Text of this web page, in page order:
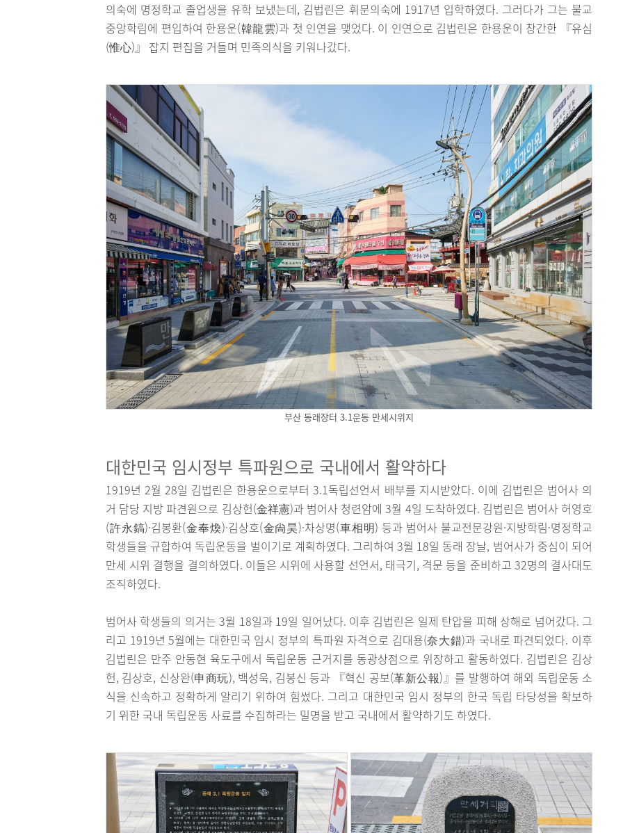
의숙에 명정학교 졸업생을 유학 보냈는데, 김법린은 휘문의숙에 1917년 입학하였다. 그러다가 그는 불교
중앙학림에 편입하여 한용운(韓龍雲)과 첫 인연을 맺었다. 이 인연으로 김법린은 한용운이 창간한 『유심
(惟心)』 잡지 편집을 거들며 민족의식을 키워나갔다.
부산 동래장터 3.1운동 만세시위지
대한민국 임시정부 특파원으로 국내에서 활약하다
1919년 2월 28일 김법린은 한용운으로부터 3.1독립선언서 배부를 지시받았다. 이에 김법린은 범어사 의
거 담당 지방 파견원으로 김상헌(金祥憲)과 범어사 청련암에 3월 4일 도착하였다. 김법린은 범어사 허영호
(許永鎬)·김봉환(金奉煥)·김상호(金尙昊)·차상명(車相明) 등과 범어사 불교전문강원·지방학림·명정학교
학생들을 규합하여 독립운동을 벌이기로 계획하였다. 그리하여 3월 18일 동래 장날, 범어사가 중심이 되어
만세 시위 결행을 결의하였다. 이들은 시위에 사용할 선언서, 태극기, 격문 등을 준비하고 32명의 결사대도
조직하였다.
범어사 학생들의 의거는 3월 18일과 19일 일어났다. 이후 김법린은 일제 탄압을 피해 상해로 넘어갔다. 그
리고 1919년 5월에는 대한민국 임시 정부의 특파원 자격으로 김대용(奈大錯)과 국내로 파견되었다. 이후
김법린은 만주 안동현 육도구에서 독립운동 근거지를 동광상점으로 위장하고 활동하였다. 김법린은 김상
헌, 김상호, 신상완(申商玩), 백성욱, 김봉신 등과 『혁신 공보(革新公報)』를 발행하여 해외 독립운동 소
식을 신속하고 정확하게 알리기 위하여 힘썼다. 그리고 대한민국 임시 정부의 한국 독립 타당성을 확보하
기 위한 국내 독립운동 사료를 수집하라는 밀명을 받고 국내에서 활약하기도 하였다.